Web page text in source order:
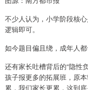
不少人认为，小学阶段核
逻辑即可。
如今题目偏且绕，成年人
还有家长吐槽背后的“隐性
孩子报更多的拓展班，原
累，我们家长更累，这到